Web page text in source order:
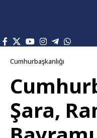
Cumhurbaşkanlığı
Şara,